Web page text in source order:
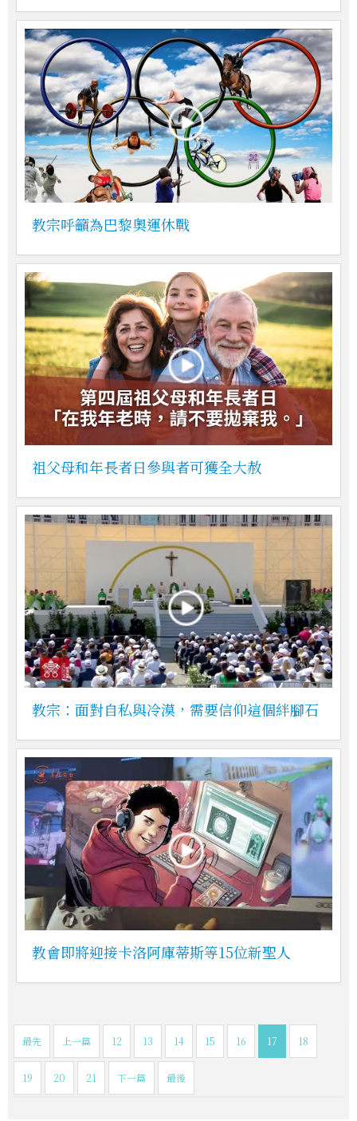
教宗呼籲為巴黎奧運休戰
祖父母和年長者日參與者可獲全大赦
教宗：面對自私與冷漠，需要信仰這個絆腳石
教會即將迎接卡洛阿庫蒂斯等15位新聖人
最先 上一篇 12 13 14 15 16 17 18
19 20 21 下一篇 最後